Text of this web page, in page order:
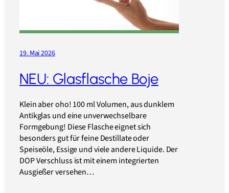
19. Mai 2026
NEU: Glasflasche Boje
Klein aber oho! 100 ml Volumen, aus dunklem
Antikglas und eine unverwechselbare
Formgebung! Diese Flasche eignet sich
besonders gut für feine Destillate oder
Speiseöle, Essige und viele andere Liquide. Der
DOP Verschluss ist mit einem integrierten
Ausgießer versehen…